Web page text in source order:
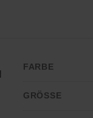
FARBE
GRÖSSE